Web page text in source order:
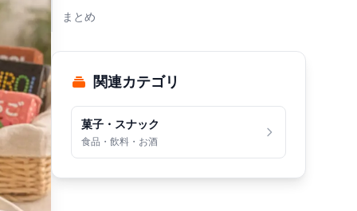
まとめ
関連カテゴリ
菓子・スナック
食品・飲料・お酒